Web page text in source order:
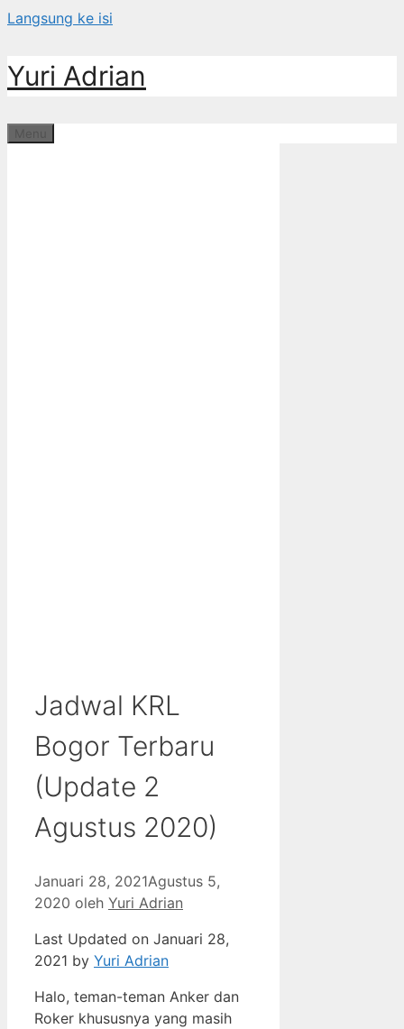
Langsung ke isi
Yuri Adrian
Jadwal KRL
Bogor Terbaru
(Update 2
Agustus 2020)
Januari 28, 2021Agustus 5,
2020 oleh Yuri Adrian
Last Updated on Januari 28,
2021 by Yuri Adrian
Halo, teman-teman Anker dan
Roker khususnya yang masih